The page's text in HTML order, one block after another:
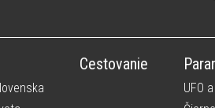
Cestovanie
UFO